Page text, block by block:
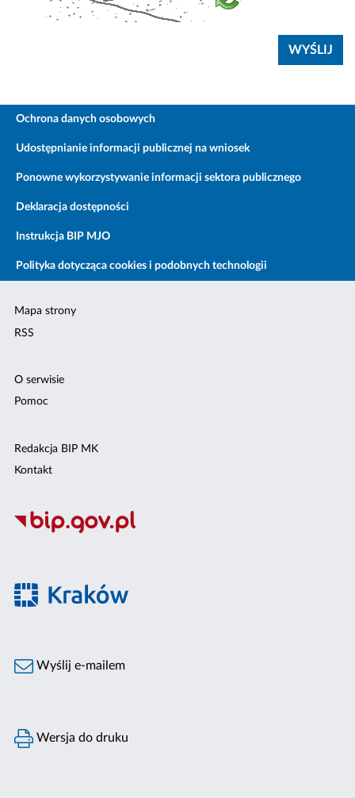
Ochrona danych osobowych
Udostępnianie informacji publicznej na wniosek
Ponowne wykorzystywanie informacji sektora publicznego
Deklaracja dostępności
Instrukcja BIP MJO
Polityka dotycząca cookies i podobnych technologii
Mapa strony
RSS
O serwisie
Pomoc
Redakcja BIP MK
Kontakt
Wyślij e-mailem
Wersja do druku